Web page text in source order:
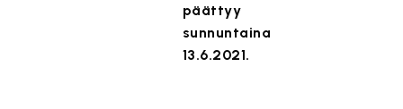
päättyy
sunnuntaina
13.6.2021.